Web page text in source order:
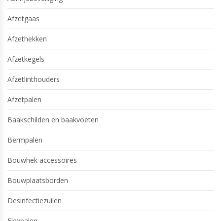
Afzetgaas
Afzethekken
Afzetkegels
Afzetlinthouders
Afzetpalen
Baakschilden en baakvoeten
Bermpalen
Bouwhek accessoires
Bouwplaatsborden
Desinfectiezuilen